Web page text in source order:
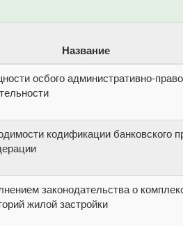
Название
осбого административно-
кодификации банковского
законодательства о
жилой застройки